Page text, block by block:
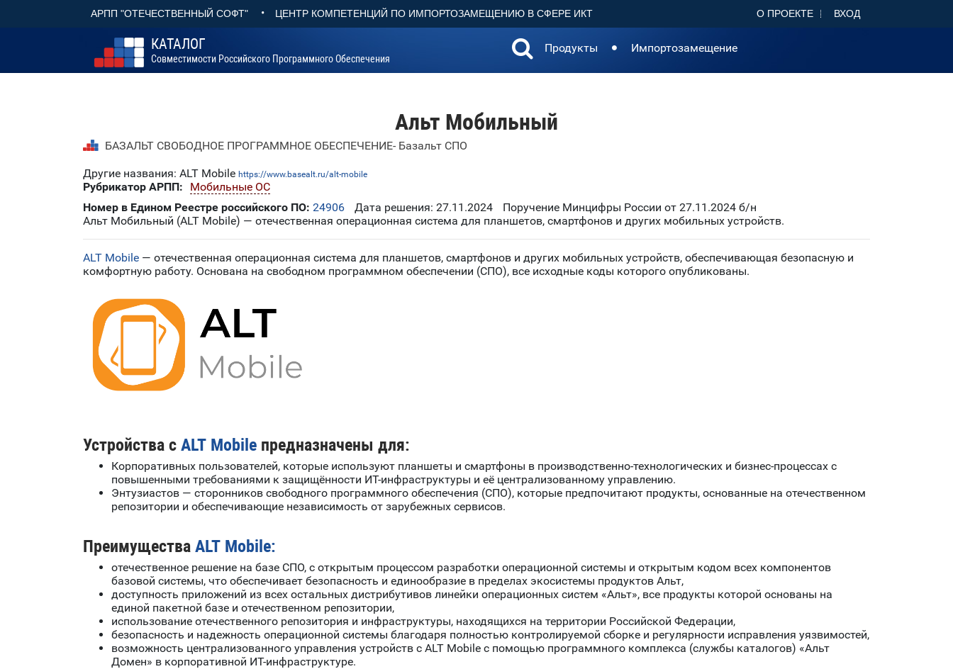
АРПП "ОТЕЧЕСТВЕННЫЙ СОФТ" • ЦЕНТР КОМПЕТЕНЦИЙ ПО ИМПОРТОЗАМЕЩЕНИЮ В СФЕРЕ ИКТ О ПРОЕКТЕ ВХОД
КАТАЛОГ
Совместимости Российского Программного Обеспечения
Продукты Импортозамещение
Альт Мобильный
БАЗАЛЬТ СВОБОДНОЕ ПРОГРАММНОЕ ОБЕСПЕЧЕНИЕ- Базальт СПО
Другие названия: ALT Mobile https://www.basealt.ru/alt-mobile
Рубрикатор АРПП:
Мобильные ОС
Номер в Едином Реестре российского ПО: 24906 Дата решения: 27.11.2024
Поручение Минцифры России от 27.11.2024 б/н
Альт Мобильный (ALT Mobile) — отечественная операционная система для планшетов, смартфонов и других мобильных устройств.
ALT Mobile — отечественная операционная система для планшетов, смартфонов и других мобильных устройств, обеспечивающая безопасную и
комфортную работу. Основана на свободном программном обеспечении (СПО), все исходные коды которого опубликованы.
Устройства с ALT Mobile предназначены для:
Корпоративных пользователей, которые используют планшеты и смартфоны в производственно-технологических и бизнес-процессах с
повышенными требованиями к защищённости ИТ-инфраструктуры и её централизованному управлению.
Энтузиастов — сторонников свободного программного обеспечения (СПО), которые предпочитают продукты, основанные на отечественном
репозитории и обеспечивающие независимость от зарубежных сервисов.
Преимущества ALT Mobile:
отечественное решение на базе СПО, с открытым процессом разработки операционной системы и открытым кодом всех компонентов
базовой системы, что обеспечивает безопасность и единообразие в пределах экосистемы продуктов Альт,
доступность приложений из всех остальных дистрибутивов линейки операционных систем «Альт», все продукты которой основаны на
единой пакетной базе и отечественном репозитории,
использование отечественного репозитория и инфраструктуры, находящихся на территории Российской Федерации,
безопасность и надежность операционной системы благодаря полностью контролируемой сборке и регулярности исправления уязвимостей,
возможность централизованного управления устройств с ALT Mobile с помощью программного комплекса (службы каталогов) «Альт
Домен» в корпоративной ИТ-инфраструктуре.